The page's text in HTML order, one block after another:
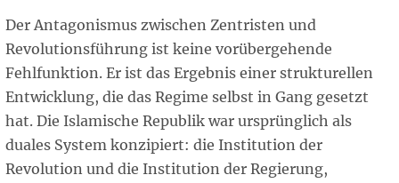
Der Antagonismus zwischen Zentristen und
Revolutionsführung ist keine vorübergehende
Fehlfunktion. Er ist das Ergebnis einer strukturellen
Entwicklung, die das Regime selbst in Gang gesetzt
hat. Die Islamische Republik war ursprünglich als
duales System konzipiert: die Institution der
Revolution und die Institution der Regierung,